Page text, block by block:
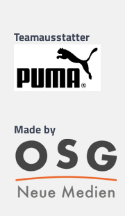
Teamausstatter
Made by